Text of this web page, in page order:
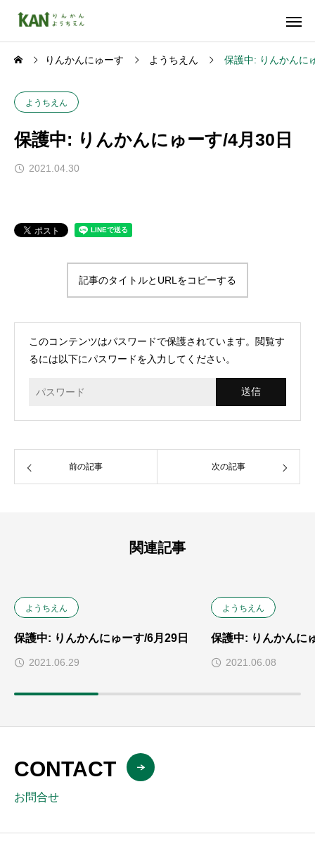
りんかんにゅーす ようちえん 保護中: りんかんに
ようちえん
保護中: りんかんにゅーす/4月30日
2021.04.30
記事のタイトルとURLをコピーする
このコンテンツはパスワードで保護されています。閲覧す
るには以下にパスワードを入力してください。
前の記事 次の記事
関連記事
ようちえん
保護中: りんかんにゅーす/6月29日
2021.06.29
ようちえん
保護中: りんかんに
2021.06.08
CONTACT
お問合せ